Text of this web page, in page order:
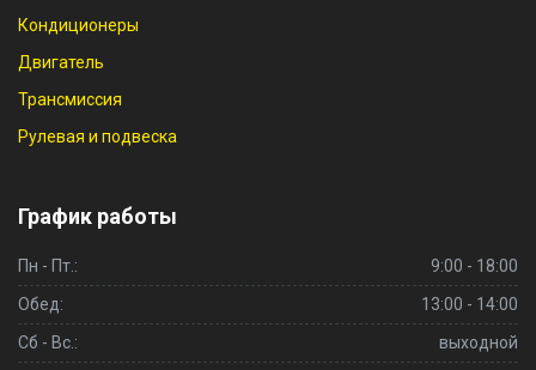
Кондиционеры
Двигатель
Трансмиссия
Рулевая и подвеска
График работы
Пн - Пт.:
9:00 - 18:00
Обед:
13:00 - 14:00
Сб - Вс.:
выходной